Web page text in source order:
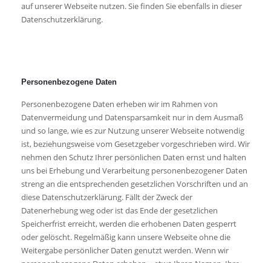
auf unserer Webseite nutzen. Sie finden Sie ebenfalls in dieser
Datenschutzerklärung.
Personenbezogene Daten
Personenbezogene Daten erheben wir im Rahmen von
Datenvermeidung und Datensparsamkeit nur in dem Ausmaß
und so lange, wie es zur Nutzung unserer Webseite notwendig
ist, beziehungsweise vom Gesetzgeber vorgeschrieben wird. Wir
nehmen den Schutz Ihrer persönlichen Daten ernst und halten
uns bei Erhebung und Verarbeitung personenbezogener Daten
streng an die entsprechenden gesetzlichen Vorschriften und an
diese Datenschutzerklärung. Fällt der Zweck der
Datenerhebung weg oder ist das Ende der gesetzlichen
Speicherfrist erreicht, werden die erhobenen Daten gesperrt
oder gelöscht. Regelmäßig kann unsere Webseite ohne die
Weitergabe persönlicher Daten genutzt werden. Wenn wir